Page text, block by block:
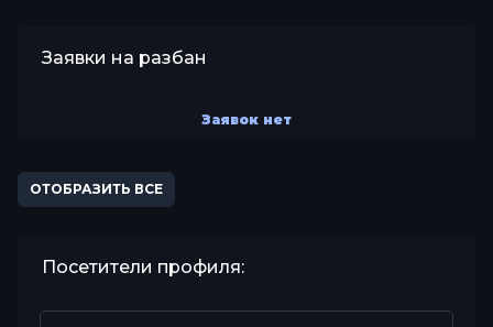
Заявки на разбан
Заявок нет
ОТОБРАЗИТЬ ВСЕ
Посетители профиля: